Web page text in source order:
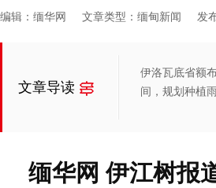
编辑：缅华网 文章类型：缅甸新闻 发
文章导读
伊洛瓦底省额
间，规划种植
缅华网 伊江树报